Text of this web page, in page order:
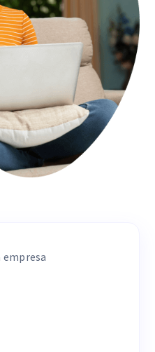
empresa